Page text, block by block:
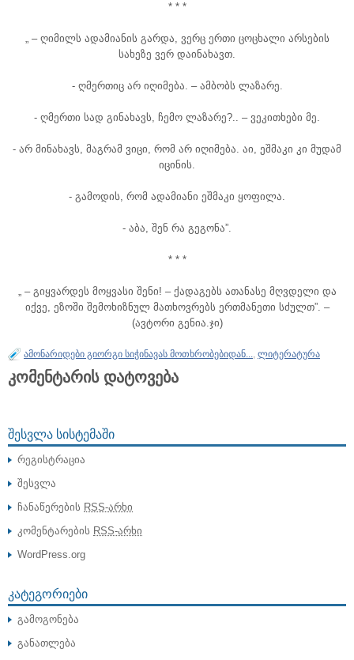
* * *
„ – ღიმილს ადამიანის გარდა, ვერც ერთი ცოცხალი არსების
სახეზე ვერ დაინახავთ.
- ღმერთიც არ იღიმება. – ამბობს ლაზარე.
- ღმერთი სად გინახავს, ჩემო ლაზარე?.. – ვეკითხები მე.
- არ მინახავს, მაგრამ ვიცი, რომ არ იღიმება. აი, ეშმაკი კი მუდამ
იცინის.
- გამოდის, რომ ადამიანი ეშმაკი ყოფილა.
- აბა, შენ რა გეგონა”.
* * *
„ – გიყვარდეს მოყვასი შენი! – ქადაგებს ათანასე მღვდელი და
იქვე, ეზოში შემოხიზნულ მათხოვრებს ერთმანეთი სძულთ”. –
(ავტორი გენია.ჯი)
ამონარიდები გიორგი სიჭინავას მოთხრობებიდან..., ლიტერატურა
კომენტარის დატოვება
ᲨᲔᲡᲕᲚᲐ ᲡᲘᲡᲢᲔᲛᲐᲨᲘ
რეგისტრაცია
შესვლა
ჩანაწერების RSS-არხი
კომენტარების RSS-არხი
WordPress.org
ᲙᲐᲢᲔᲒᲝᲠᲘᲔᲑᲘ
გამოგონება
განათლება